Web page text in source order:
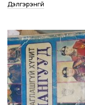
Дэлгэрэнгүй